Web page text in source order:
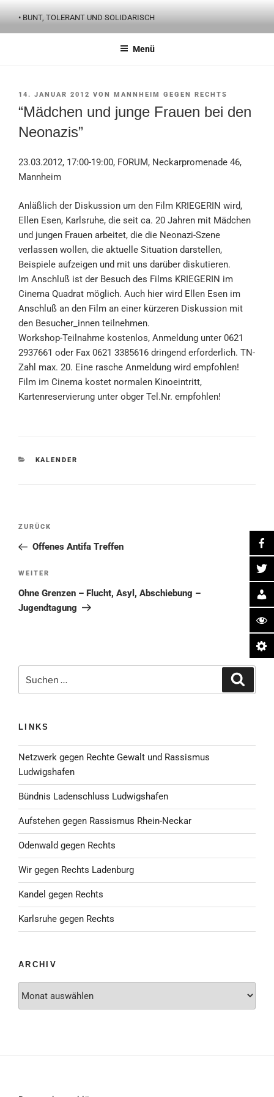
Inhalt
springen
• BUNT, TOLERANT UND SOLIDARISCH
Menü
VERÖFFENTLICHT
14. JANUAR 2012 VON MANNHEIM GEGEN RECHTS
“Mädchen und junge Frauen bei den
Neonazis”
23.03.2012, 17:00-19:00, FORUM, Neckarpromenade 46,
Mannheim
Anläßlich der Diskussion um den Film KRIEGERIN wird,
Ellen Esen, Karlsruhe, die seit ca. 20 Jahren mit Mädchen
und jungen Frauen arbeitet, die die Neonazi-Szene
verlassen wollen, die aktuelle Situation darstellen,
Beispiele aufzeigen und mit uns darüber diskutieren.
Im Anschluß ist der Besuch des Films KRIEGERIN im
Cinema Quadrat möglich. Auch hier wird Ellen Esen im
Anschluß an den Film an einer kürzeren Diskussion mit
den Besucher_innen teilnehmen.
Workshop-Teilnahme kostenlos, Anmeldung unter 0621
2937661 oder Fax 0621 3385616 dringend erforderlich. TN-
Zahl max. 20. Eine rasche Anmeldung wird empfohlen!
Film im Cinema kostet normalen Kinoeintritt,
Kartenreservierung unter obger Tel.Nr. empfohlen!
KATEGORIEN
KALENDER
Beitragsnavigation
Vorheriger
Beitrag
ZURÜCK
Offenes Antifa Treffen
Nächster
Beitrag
WEITER
Ohne Grenzen – Flucht, Asyl, Abschiebung –
Jugendtagung
nach:
LINKS
Netzwerk gegen Rechte Gewalt und Rassismus
Ludwigshafen
Bündnis Ladenschluss Ludwigshafen
Aufstehen gegen Rassismus Rhein-Neckar
Odenwald gegen Rechts
Wir gegen Rechts Ladenburg
Kandel gegen Rechts
Karlsruhe gegen Rechts
ARCHIV